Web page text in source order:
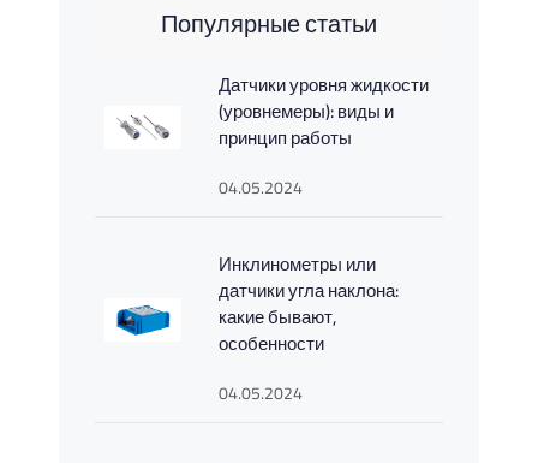
Популярные статьи
Датчики уровня жидкости
(уровнемеры): виды и
принцип работы
04.05.2024
Инклинометры или
датчики угла наклона:
какие бывают,
особенности
04.05.2024